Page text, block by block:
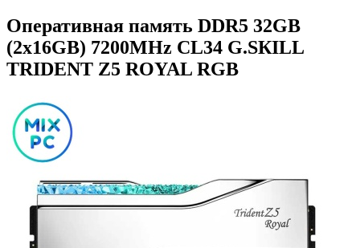
Оперативная память DDR5 32GB
(2x16GB) 7200MHz CL34 G.SКILL
TRIDENT Z5 ROYAL RGB